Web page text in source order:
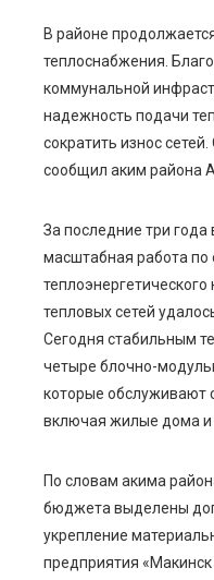
В районе
теплоснабжения.
коммунальной
надежность подачи
сократить износ
сообщил аким района
За последние три
масштабная работа по
тепловых сетей
Сегодня стабильным
четыре блочно-
которые обслуживают
включая жилые дома
По словам акима
бюджета выделены
укрепление
предприятия